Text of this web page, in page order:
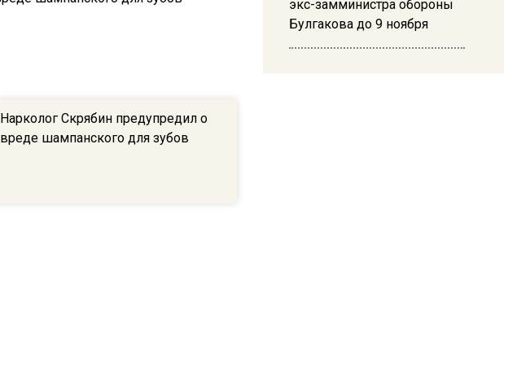
Нарколог Скрябин предупредил о
вреде шампанского для зубов
экс-замминистра обороны
Булгакова до 9 ноября